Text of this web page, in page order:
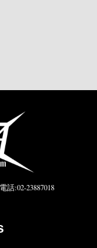
話:02-23887018